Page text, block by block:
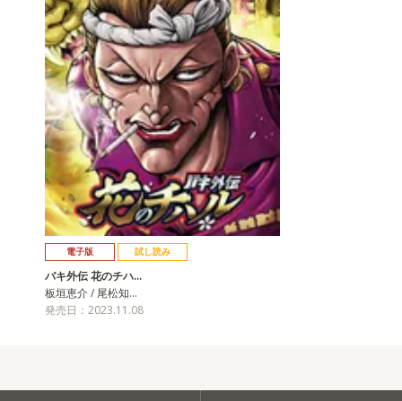
電子版 試し読み
バキ外伝 花のチハ…
板垣恵介 / 尾松知…
発売日：2023.11.08